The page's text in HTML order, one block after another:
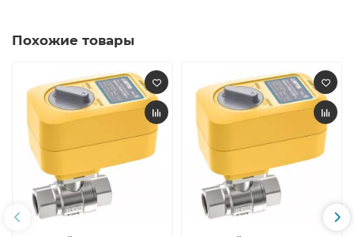
Похожие товары